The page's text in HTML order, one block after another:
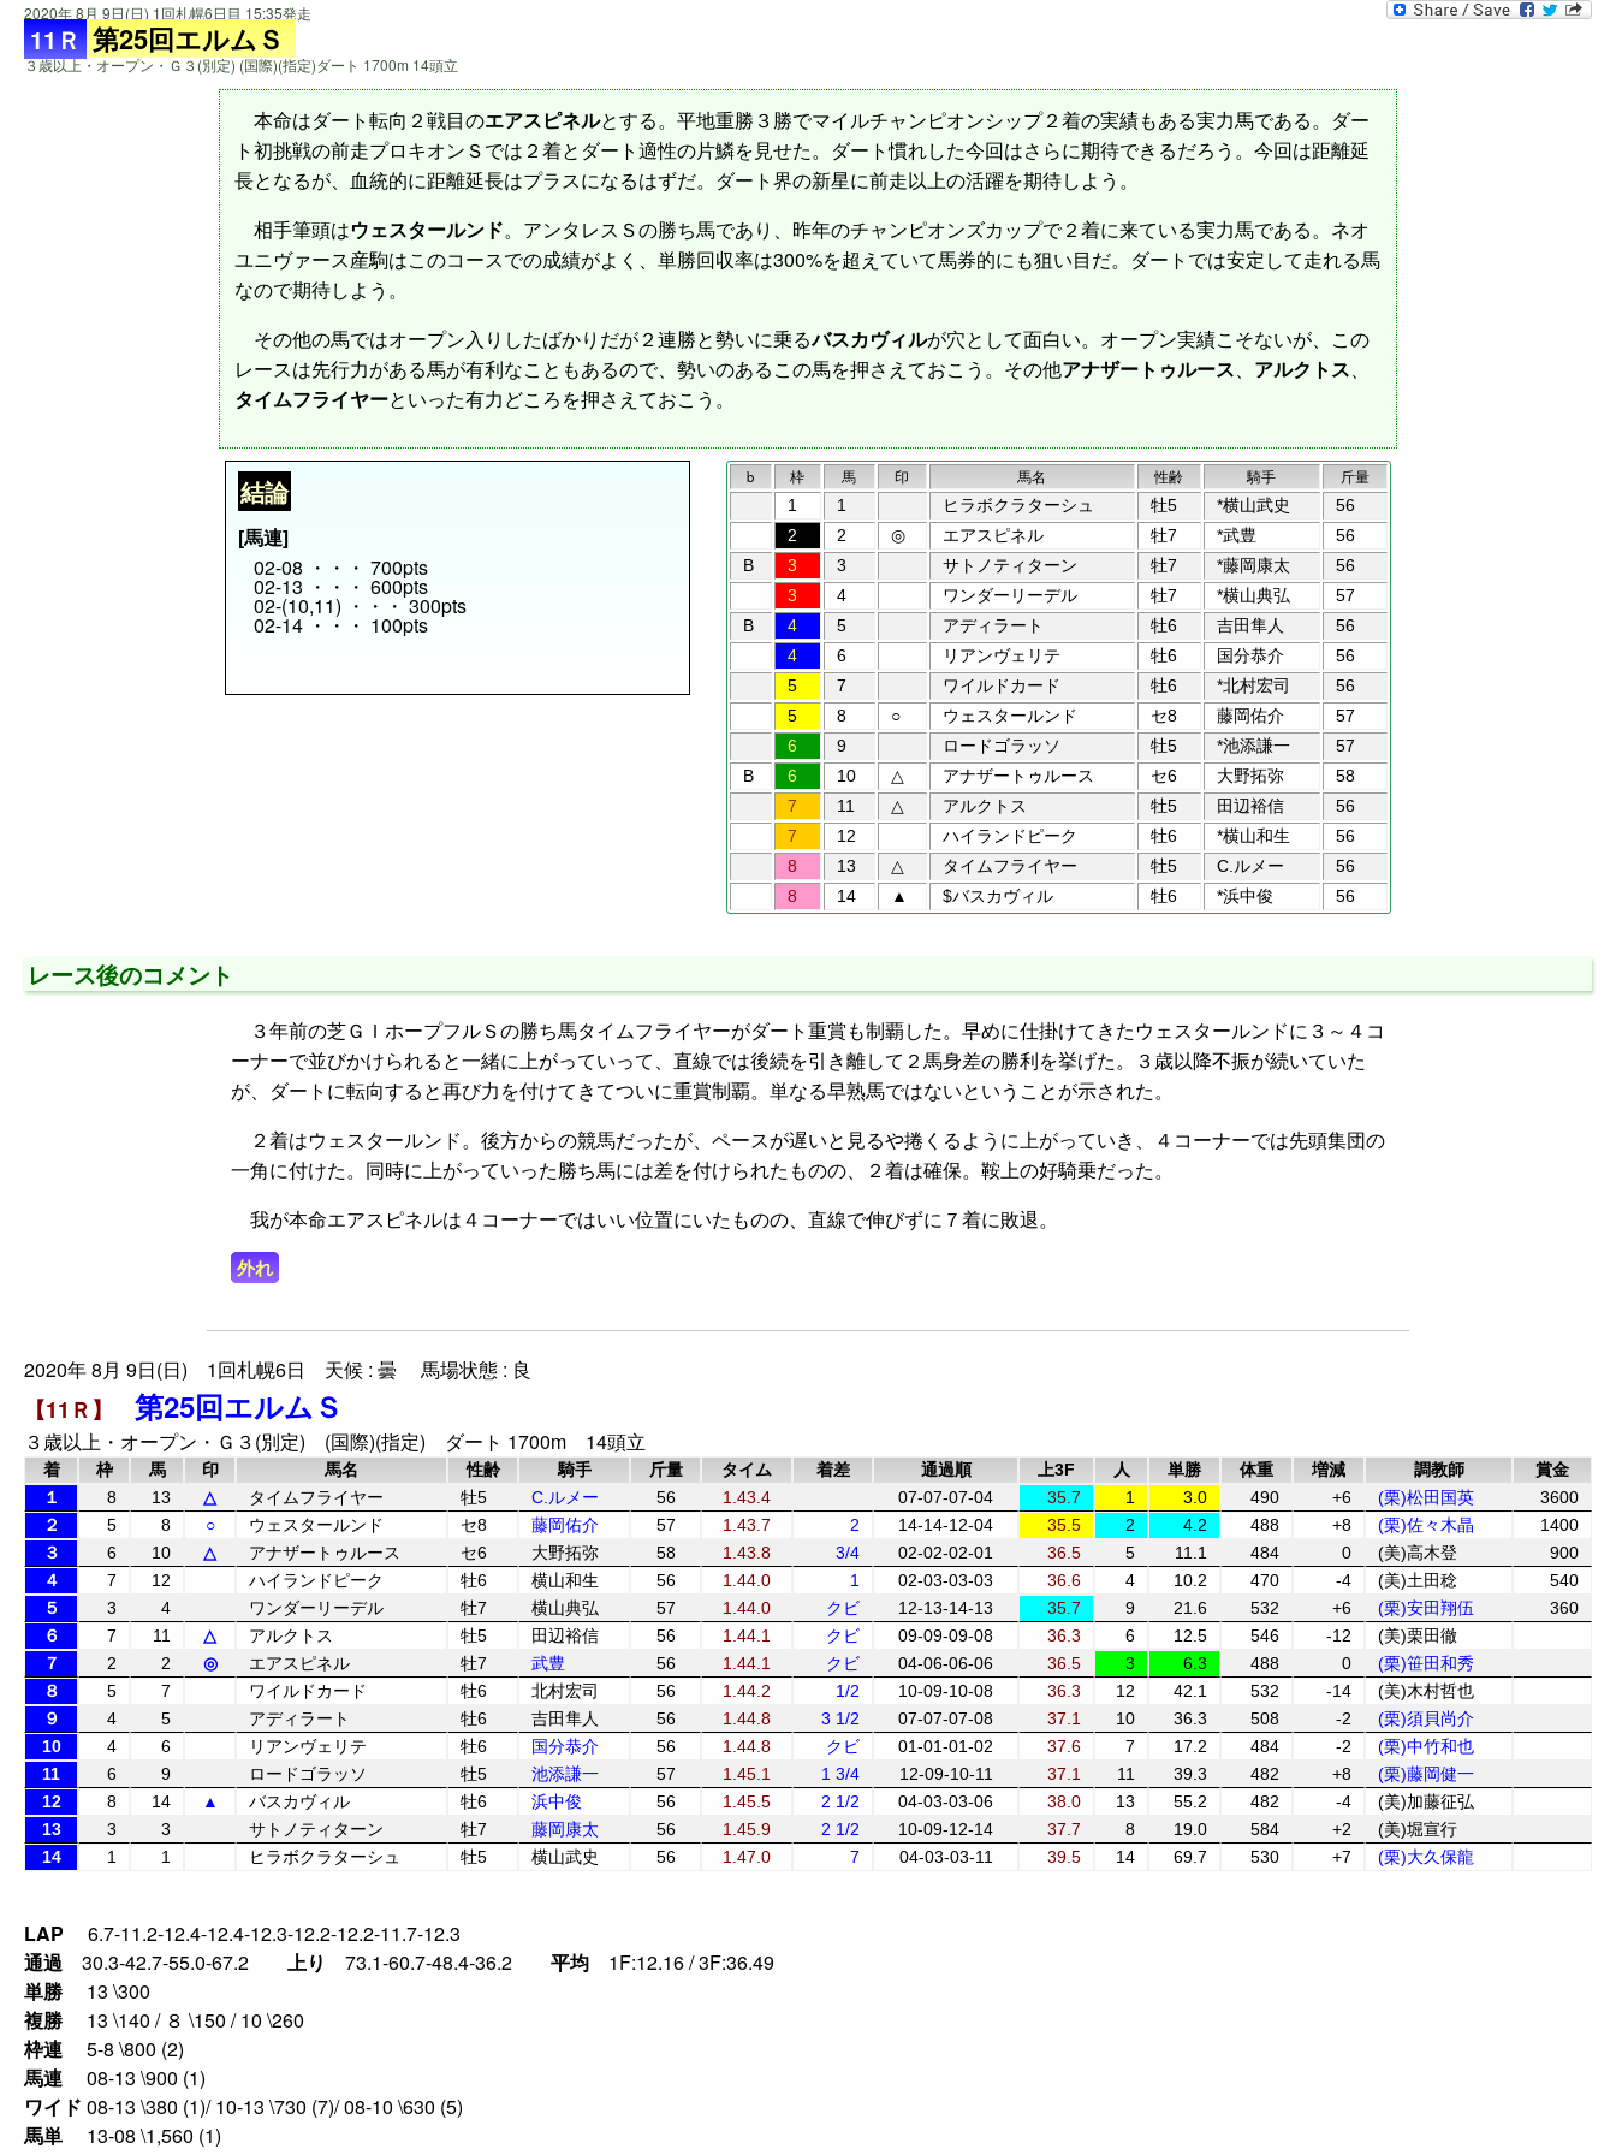
2020年 8月 9日(日) 1回札幌6日目 15:35発走
11Ｒ 第25回エルムＳ
３歳以上・オープン・Ｇ３(別定) (国際)(指定)ダート 1700m 14頭立
本命はダート転向２戦目のエアスピネルとする。平地重勝３勝でマイルチャンピオンシップ２着の実績もある実力馬である。ダー
ト初挑戦の前走プロキオンＳでは２着とダート適性の片鱗を見せた。ダート慣れした今回はさらに期待できるだろう。今回は距離延
長となるが、血統的に距離延長はプラスになるはずだ。ダート界の新星に前走以上の活躍を期待しよう。
相手筆頭はウェスタールンド。アンタレスＳの勝ち馬であり、昨年のチャンピオンズカップで２着に来ている実力馬である。ネオ
ユニヴァース産駒はこのコースでの成績がよく、単勝回収率は300%を超えていて馬券的にも狙い目だ。ダートでは安定して走れる馬
なので期待しよう。
その他の馬ではオープン入りしたばかりだが２連勝と勢いに乗るバスカヴィルが穴として面白い。オープン実績こそないが、この
レースは先行力がある馬が有利なこともあるので、勢いのあるこの馬を押さえておこう。その他アナザートゥルース、 アルクトス、
タイムフライヤーといった有力どころを押さえておこう。
結論
[馬連]
02-08 ・・・ 700pts
02-13 ・・・ 600pts
02-(10,11) ・・・ 300pts
02-14 ・・・ 100pts
b 枠 馬 印 馬名 性齢 騎手
斤量
1
1 ヒラボクラターシュ 牡5 *横山武史
56
2
2 ◎ エアスピネル 牡7 *武豊
56
B
3 3 サトノティターン 牡7 *藤岡康太
56
3
4 ワンダーリーデル 牡7 *横山典弘
57
B
4 5 アディラート 牡6 吉田隼人
56
4
6 リアンヴェリテ 牡6 国分恭介
56
5
7 ワイルドカード 牡6 *北村宏司
56
5
8 ○ ウェスタールンド セ8 藤岡佑介
57
6
9 ロードゴラッソ 牡5 *池添謙一
57
B
6 10 △ アナザートゥルース セ6 大野拓弥
58
7
11 △ アルクトス 牡5 田辺裕信
56
7
12 ハイランドピーク 牡6 *横山和生
56
8
13 △ タイムフライヤー 牡5 C.ルメー
56
8
14 ▲ $バスカヴィル 牡6 *浜中俊 56
レース後のコメント
３年前の芝ＧＩホープフルＳの勝ち馬タイムフライヤーがダート重賞も制覇した。早めに仕掛けてきたウェスタールンドに３～４コ
ーナーで並びかけられると一緒に上がっていって、直線では後続を引き離して２馬身差の勝利を挙げた。３歳以降不振が続いていた
が、ダートに転向すると再び力を付けてきてついに重賞制覇。単なる早熟馬ではないということが示された。
２着はウェスタールンド。後方からの競馬だったが、ペースが遅いと見るや捲くるように上がっていき、４コーナーでは先頭集団の
一角に付けた。同時に上がっていった勝ち馬には差を付けられたものの、２着は確保。鞍上の好騎乗だった。
我が本命エアスピネルは４コーナーではいい位置にいたものの、直線で伸びずに７着に敗退。
外れ
2020年 8月 9日(日) 1回札幌6日 天候 : 曇 馬場状態 : 良
【11Ｒ】 第25回エルムＳ
３歳以上・オープン・Ｇ３(別定) (国際)(指定) ダート 1700m 14頭立
着 枠 馬 印 馬名 性齢 騎手 斤量 タイム 着差 通過順 上3F 人 単勝 体重 増減 調教師
賞金
１
8 13 △ タイムフライヤー 牡5 C.ルメー 56 1.43.4 07-07-07-04 35.7 1 3.0 490 +6 (栗)松田国英
3600
２
5 8 ○ ウェスタールンド セ8 藤岡佑介 57 1.43.7 2 14-14-12-04 35.5 2 4.2 488 +8 (栗)佐々木晶
1400
３
6 10 △ アナザートゥルース セ6 大野拓弥 58 1.43.8 3/4 02-02-02-01 36.5 5 11.1 484 0 (美)高木登
900
４
7 12 ハイランドピーク 牡6 横山和生 56 1.44.0 1 02-03-03-03 36.6 4 10.2 470 -4 (美)土田稔
540
５
3 4 ワンダーリーデル 牡7 横山典弘 57 1.44.0 クビ 12-13-14-13 35.7 9 21.6 532 +6 (栗)安田翔伍
360
６
7 11 △ アルクトス 牡5 田辺裕信 56 1.44.1 クビ 09-09-09-08 36.3 6 12.5 546 -12
(美)栗田徹
７
2 2 ◎ エアスピネル 牡7 武豊 56 1.44.1 クビ 04-06-06-06 36.5 3 6.3 488 0
(栗)笹田和秀
８
5 7 ワイルドカード 牡6 北村宏司 56 1.44.2 1/2 10-09-10-08 36.3 12 42.1 532 -14
(美)木村哲也
９
4 5 アディラート 牡6 吉田隼人 56 1.44.8 3 1/2 07-07-07-08 37.1 10 36.3 508 -2
(栗)須貝尚介
10
4 6 リアンヴェリテ 牡6 国分恭介 56 1.44.8 クビ 01-01-01-02 37.6 7 17.2 484 -2
(栗)中竹和也
11
6 9 ロードゴラッソ 牡5 池添謙一 57 1.45.1 1 3/4 12-09-10-11 37.1 11 39.3 482 +8
(栗)藤岡健一
12
8 14 ▲ バスカヴィル 牡6 浜中俊 56 1.45.5 2 1/2 04-03-03-06 38.0 13 55.2 482 -4
(美)加藤征弘
13
3 3 サトノティターン 牡7 藤岡康太 56 1.45.9 2 1/2 10-09-12-14 37.7 8 19.0 584 +2
(美)堀宣行
14
1 1 ヒラボクラターシュ 牡5 横山武史 56 1.47.0 7 04-03-03-11 39.5 14 69.7 530 +7 (栗)大久保龍
LAP 6.7-11.2-12.4-12.4-12.3-12.2-12.2-11.7-12.3
通過 30.3-42.7-55.0-67.2 上り 73.1-60.7-48.4-36.2 平均 1F:12.16 / 3F:36.49
単勝
13 \300
複勝
13 \140 / ８ \150 / 10 \260
枠連
5-8 \800 (2)
馬連
08-13 \900 (1)
ワイド 08-13 \380 (1)/ 10-13 \730 (7)/ 08-10 \630 (5)
馬単
13-08 \1,560 (1)